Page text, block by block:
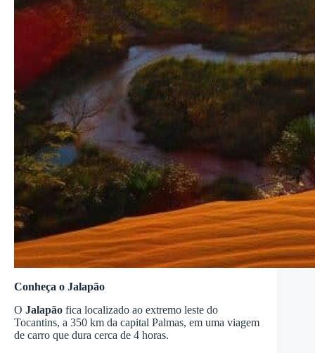
Conheça o Jalapão
O Jalapão fica localizado ao extremo leste do
Tocantins, a 350 km da capital Palmas, em uma viagem
de carro que dura cerca de 4 horas.